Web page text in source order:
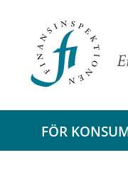
FÖR